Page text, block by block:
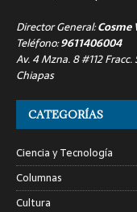
Director General:Cosme
Teléfono:9611406004
Av. 4 Mzna. 8 #112
Chiapas
CATEGORÍAS
Ciencia y Tecnología
Columnas
Cultura